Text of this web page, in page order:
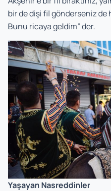
bir de dişi fil gönderseniz de
Bunu ricaya geldim” der.
Yaşayan Nasreddinler